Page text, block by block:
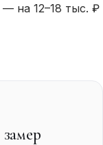
на 12–18 тыс. ₽